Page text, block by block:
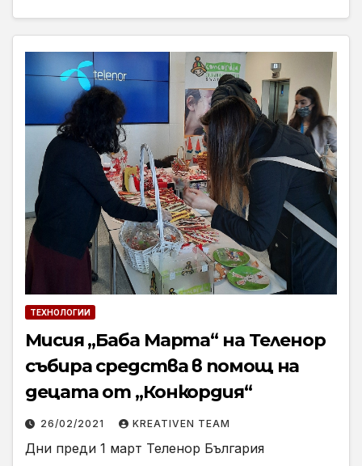
ТЕХНОЛОГИИ
Мисия „Баба Марта“ на Теленор
събира средства в помощ на
децата от „Конкордия“
26/02/2021 KREATIVEN TEAM
Дни преди 1 март Теленор България